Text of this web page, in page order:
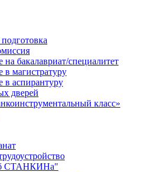
на бакалавриат/специалитет
в магистратуру
в аспирантуру
дверей
класс»
СТАНКИНа"